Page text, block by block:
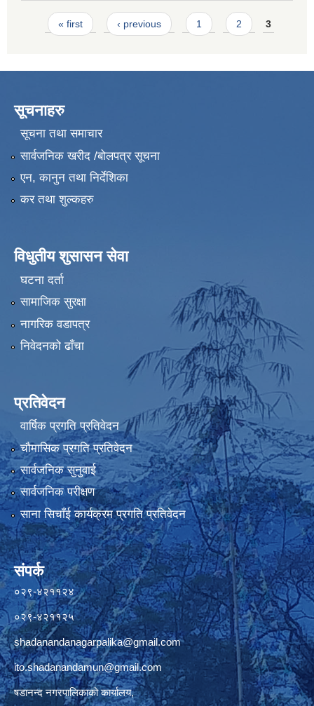
Pages
« first ‹ previous 1 2 3
सूचनाहरु
सूचना तथा समाचार
सार्वजनिक खरीद /बोलपत्र सूचना
एन, कानुन तथा निर्देशिका
कर तथा शुल्कहरु
विधुतीय शुसासन सेवा
घटना दर्ता
सामाजिक सुरक्षा
नागरिक वडापत्र
निवेदनको ढाँचा
प्रतिवेदन
वार्षिक प्रगति प्रतिवेदन
चौमासिक प्रगति प्रतिवेदन
सार्वजनिक सुनुवाई
सार्वजनिक परीक्षण
साना सिचाँई कार्यक्रम प्रगति प्रतिवेदन
संपर्क
०२९-४२११२४
०२९-४२११२५
shadanandanagarpalika@gmail.com
ito.shadanandamun@gmail.com
षडानन्द नगरपालिकाको कार्यालय,